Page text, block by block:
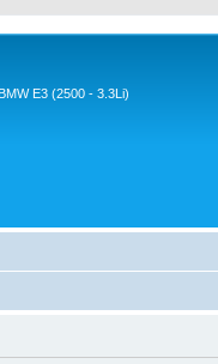
E3 (2500 - 3.3Li)